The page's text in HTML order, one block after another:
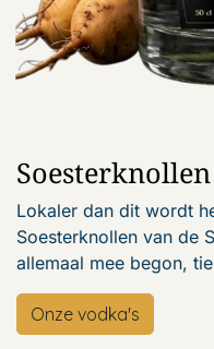
Lokaler dan dit wordt
Soesterknollen van de
allemaal mee begon,
Onze vodka's